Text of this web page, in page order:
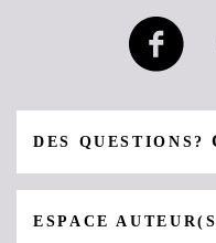
DES QUESTIONS?
ESPACE